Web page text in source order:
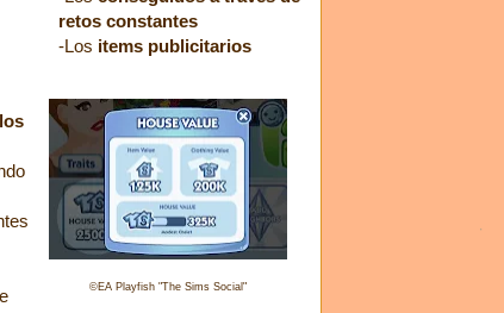
retos constantes
-Los items publicitarios
©EA Playfish "The Sims Social"